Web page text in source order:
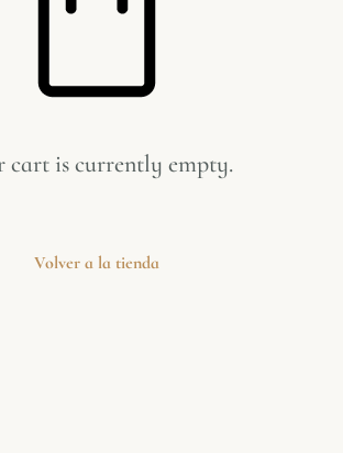
cart is currently empty.
Volver a la tienda